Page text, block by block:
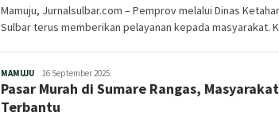
Mamuju, Jurnalsulbar.com – Pemprov melalui Dinas
Sulbar terus memberikan pelayanan kepada masyarakat.
MAMUJURedaksi
16 September 2025
Pasar Murah di Sumare Rangas,
Terbantu